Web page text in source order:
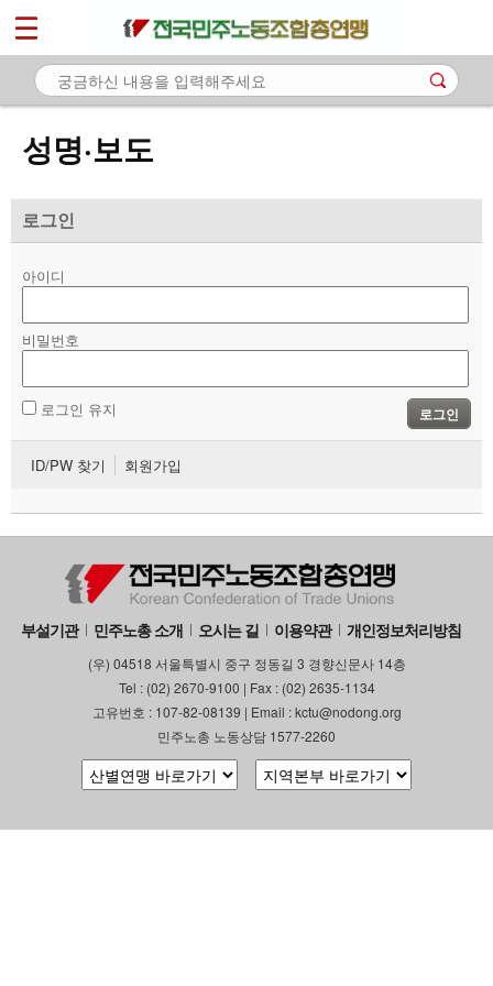
성명·보도
로그인
아이디
비밀번호
로그인 유지 로그인
ID/PW 찾기 회원가입
부설기관 민주노총 소개 오시는 길 이용약관 개인정보처리방침
(우) 04518 서울특별시 중구 정동길 3 경향신문사 14층
Tel : (02) 2670-9100 | Fax : (02) 2635-1134
고유번호 : 107-82-08139 | Email : kctu@nodong.org
민주노총 노동상담 1577-2260
마이페이지
소개
- 공지사항
- 성명·보도
자료
부설기관
업무